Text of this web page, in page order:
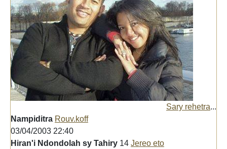
Sary rehetra...
Nampiditra Rouv.koff
03/04/2003 22:40
Hiran'i Ndondolah sy Tahiry 14 Jereo eto